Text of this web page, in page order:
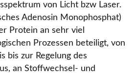
von Licht bzw Laser.
Adenosin Monophosphat)
Protein an sehr viel
Prozessen beteiligt, von
bis zur Regelung des
an Stoffwechsel- und